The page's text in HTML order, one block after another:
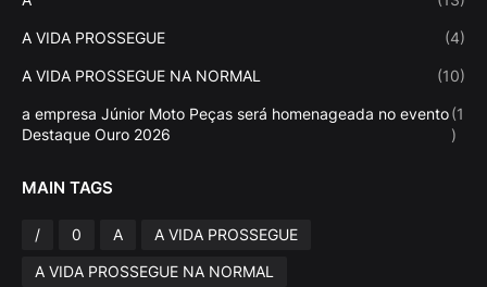
A VIDA PROSSEGUE (4)
A VIDA PROSSEGUE NA NORMAL (10)
a empresa Júnior Moto Peças será homenageada no evento
Destaque Ouro 2026
(1
)
MAIN TAGS
/ 0 A
A VIDA PROSSEGUE
A VIDA PROSSEGUE NA NORMAL